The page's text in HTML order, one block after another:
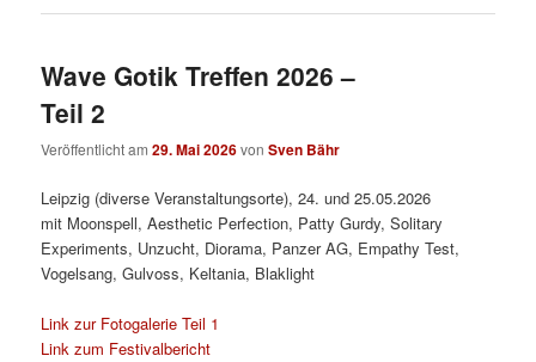
Wave Gotik Treffen 2026 –
Teil 2
Veröffentlicht am29. Mai 2026vonSven Bähr
Leipzig (diverse Veranstaltungsorte), 24. und 25.05.2026
mit Moonspell, Aesthetic Perfection, Patty Gurdy, Solitary
Experiments, Unzucht, Diorama, Panzer AG, Empathy Test,
Vogelsang, Gulvoss, Keltania, Blaklight
Link zur Fotogalerie Teil 1
Link zum Festivalbericht